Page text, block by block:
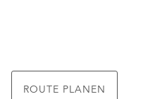
ROUTE PLANEN